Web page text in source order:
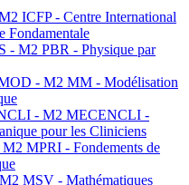
ICFP - Centre International
Fondamentale
- M2 PBR - Physique par
- M2 MM - Modélisation
- M2 MECENCLI -
pour les Cliniciens
MPRI - Fondements de
MSV - Mathématiques